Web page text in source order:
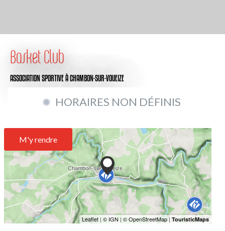
Basket Club
ASSOCIATION SPORTIVEÀ CHAMBON-SUR-VOUEIZE
HORAIRES NON DÉFINIS
M'y rendre